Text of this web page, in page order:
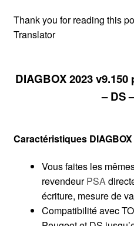
Thank you for reading this
Translator
DIAGBOX 2023
– DS
Caractéristiques
Vous faites les
revendeurPSA
écriture, mesure de
Compatibilité avec